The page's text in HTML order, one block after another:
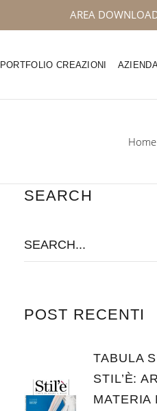
AREA
PORTFOLIO CREAZIONI
Home
SEARCH
POST RECENTI
TABULA
STIL’È:
MATERIA